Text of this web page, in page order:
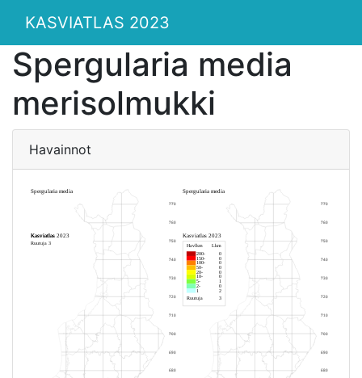
KASVIATLAS 2023
Spergularia media
merisolmukki
Havainnot